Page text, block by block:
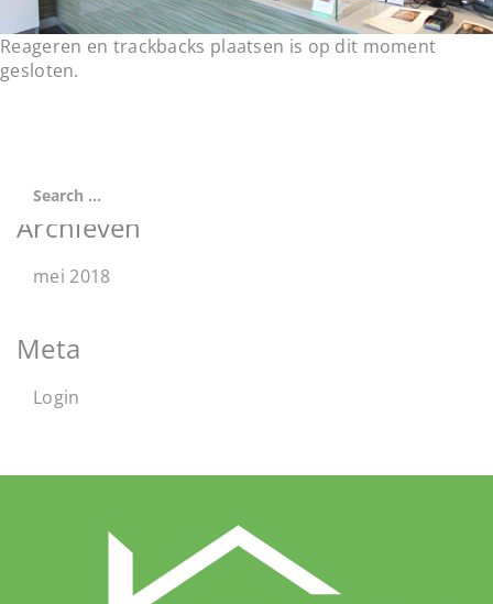
Reageren en trackbacks plaatsen is op dit moment
gesloten.
Archieven
mei 2018
Meta
Login